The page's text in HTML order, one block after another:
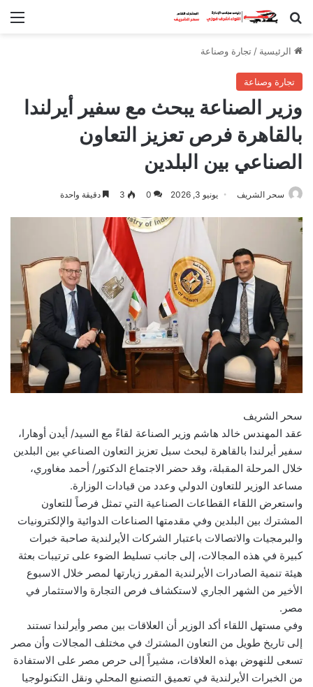
بحث عن
الرئيسية / تجارة وصناعة
تجارة وصناعة
وزير الصناعة يبحث مع سفير أيرلندا
بالقاهرة فرص تعزيز التعاون
الصناعي بين البلدين
سحر الشريف يونيو 3, 2026 0
3 دقيقة واحدة
سحر الشريف
عقد المهندس خالد هاشم وزير الصناعة لقاءً مع السيد/ أيدن أوهارا،
سفير أيرلندا بالقاهرة لبحث سبل تعزيز التعاون الصناعي بين البلدين
خلال المرحلة المقبلة، وقد حضر الاجتماع الدكتور/ أحمد مغاوري،
مساعد الوزير للتعاون الدولي وعدد من قيادات الوزارة.
واستعرض اللقاء القطاعات الصناعية التي تمثل فرصاً للتعاون
المشترك بين البلدين وفي مقدمتها الصناعات الدوائية والإلكترونيات
والبرمجيات والاتصالات باعتبار الشركات الأيرلندية صاحبة خبرات
كبيرة في هذه المجالات، إلى جانب تسليط الضوء على ترتيبات بعثة
هيئة تنمية الصادرات الأيرلندية المقرر زيارتها لمصر خلال الاسبوع
الأخير من الشهر الجاري لاستكشاف فرص التجارة والاستثمار في
مصر.
وفي مستهل اللقاء أكد الوزير أن العلاقات بين مصر وأيرلندا تستند
إلى تاريخ طويل من التعاون المشترك في مختلف المجالات وأن مصر
تسعى للنهوض بهذه العلاقات، مشيراً إلى حرص مصر على الاستفادة
من الخبرات الأيرلندية في تعميق التصنيع المحلي ونقل التكنولوجيا